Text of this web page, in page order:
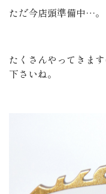
ただ今店頭準備中…。
たくさんやってきま
下さいね。